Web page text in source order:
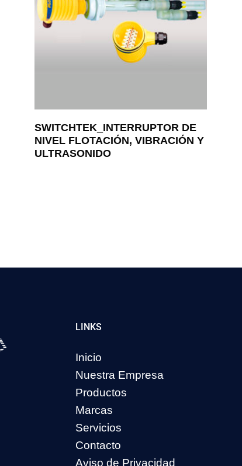
SWITCHTEK_INTERRUPTOR DE
NIVEL FLOTACIÓN, VIBRACIÓN Y
ULTRASONIDO
LINKS
Inicio
Nuestra Empresa
Productos
Marcas
Servicios
Contacto
Aviso de Privacidad